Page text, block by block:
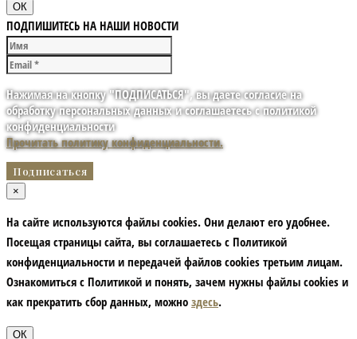
ОК
ПОДПИШИТЕСЬ НА НАШИ НОВОСТИ
Нажимая на кнопку "ПОДПИСАТЬСЯ", вы даете согласие на
обработку персональных данных и соглашаетесь с политикой
конфиденциальности
Прочитать политику конфиденциальности.
×
На сайте используются файлы cookies. Они делают его удобнее.
Посещая страницы сайта, вы соглашаетесь с Политикой
конфиденциальности и передачей файлов cookies третьим лицам.
Ознакомиться с Политикой и понять, зачем нужны файлы сookies и
как прекратить сбор данных, можно здесь.
ОК